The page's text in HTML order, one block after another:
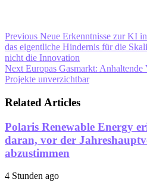
Previous Neue Erkenntnisse zur KI
das eigentliche Hindernis für die
nicht die Innovation
Next Europas Gasmarkt:
Projekte unverzichtbar
Related Articles
Polaris Renewable Energy
daran, vor der
abzustimmen
4 Stunden ago